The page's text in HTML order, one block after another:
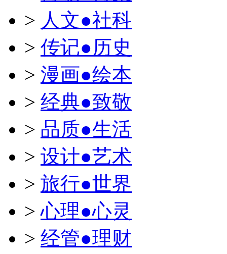
> 人文●社科
> 传记●历史
> 漫画●绘本
> 经典●致敬
> 品质●生活
> 设计●艺术
> 旅行●世界
>心理●心灵
> 经管●理财